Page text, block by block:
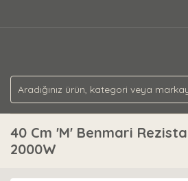
40 Cm 'M' Benmari
2000W